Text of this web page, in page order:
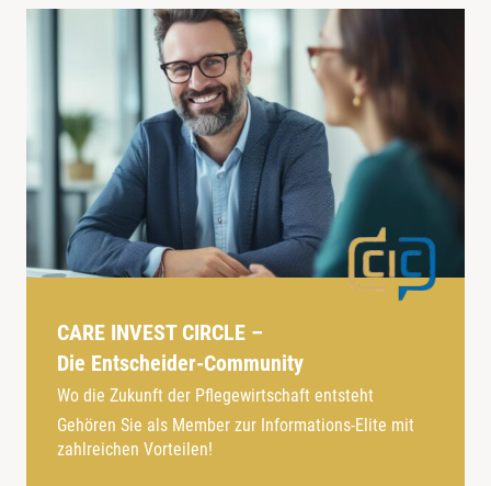
CARE INVEST CIRCLE –
Die Entscheider-Community
Wo die Zukunft der Pflegewirtschaft entsteht
Gehören Sie als Member zur Informations-Elite mit
zahlreichen Vorteilen!